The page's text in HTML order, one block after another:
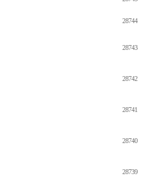
28744
28743
28742
28741
28740
28739